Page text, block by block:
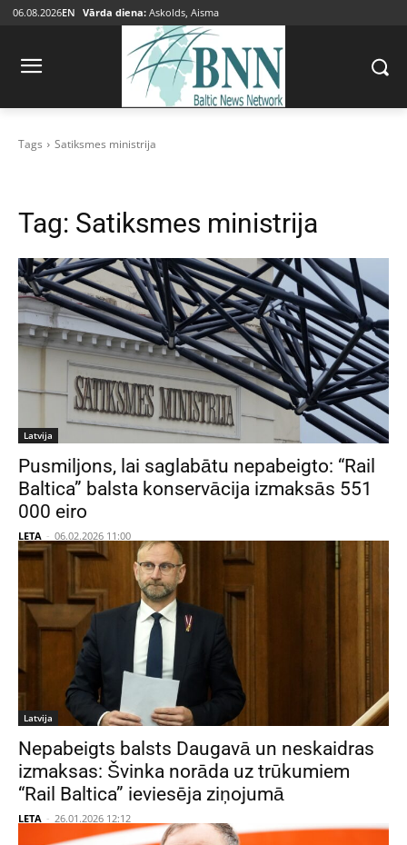
06.08.2026EN Vārda diena: Askolds, Aisma
Tags Satiksmes ministrija
Tag: Satiksmes ministrija
Latvija
Pusmiljons, lai saglabātu nepabeigto: “Rail
Baltica” balsta konservācija izmaksās 551
000 eiro
LETA - 06.02.2026 11:00
Latvija
Nepabeigts balsts Daugavā un neskaidras
izmaksas: Švinka norāda uz trūkumiem
“Rail Baltica” ieviesēja ziņojumā
LETA - 26.01.2026 12:12